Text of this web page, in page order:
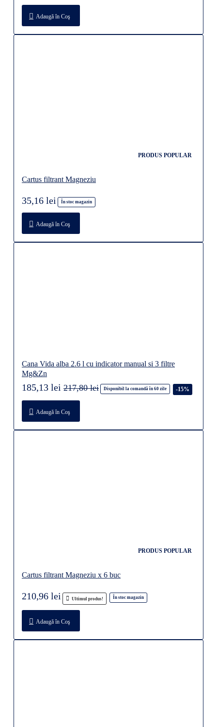
Adaugă în Coş
PRODUS POPULAR
Cartus filtrant Magneziu
În stoc magazin
35,16 lei
Adaugă în Coş
Cana Vida alba 2.6 l cu indicator manual si 3 filtre
Mg&Zn
Disponibil la comandă în 60 zile -15%
185,13 lei 217,80 lei
Adaugă în Coş
PRODUS POPULAR
Cartus filtrant Magneziu x 6 buc
Ultimul produs! În stoc magazin
210,96 lei
Adaugă în Coş